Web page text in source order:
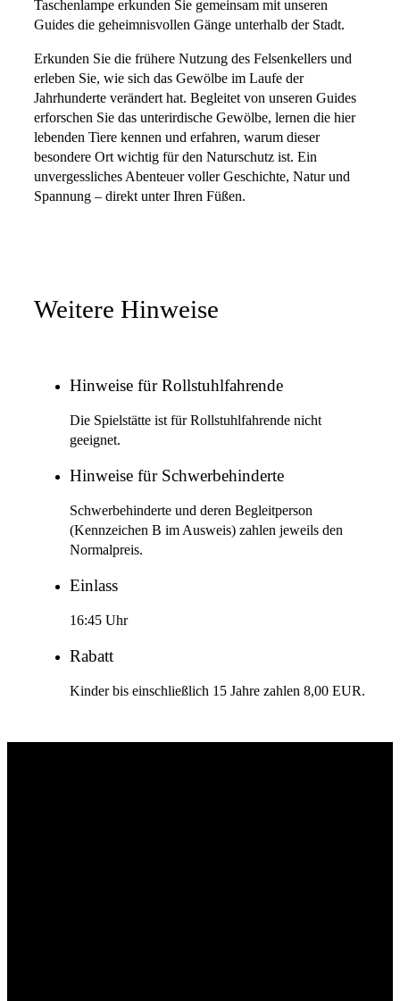
Taschenlampe erkunden Sie gemeinsam mit unseren
Guides die geheimnisvollen Gänge unterhalb der Stadt.
Erkunden Sie die frühere Nutzung des Felsenkellers und
erleben Sie, wie sich das Gewölbe im Laufe der
Jahrhunderte verändert hat. Begleitet von unseren Guides
erforschen Sie das unterirdische Gewölbe, lernen die hier
lebenden Tiere kennen und erfahren, warum dieser
besondere Ort wichtig für den Naturschutz ist. Ein
unvergessliches Abenteuer voller Geschichte, Natur und
Spannung – direkt unter Ihren Füßen.
Weitere Hinweise
Hinweise für Rollstuhlfahrende
Die Spielstätte ist für Rollstuhlfahrende nicht
geeignet.
Hinweise für Schwerbehinderte
Schwerbehinderte und deren Begleitperson
(Kennzeichen B im Ausweis) zahlen jeweils den
Normalpreis.
Einlass
16:45 Uhr
Rabatt
Kinder bis einschließlich 15 Jahre zahlen 8,00 EUR.